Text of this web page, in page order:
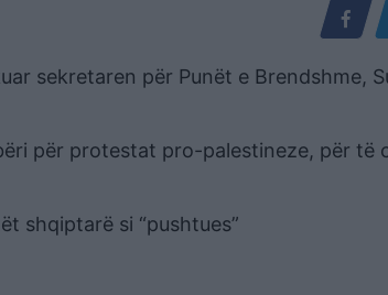
sekretaren për Punët e Brendshme,
për protestat pro-palestineze, për të
shqiptarë si “pushtues”